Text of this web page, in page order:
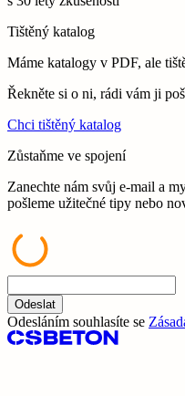
Tištěný katalog
Máme katalogy v PDF, ale
Řekněte si o ni, rádi vám ji
Chci tištěný katalog
Zůstaňme ve spojení
Zanechte nám svůj e-mail a
pošleme užitečné tipy nebo
Odeslat
Odesláním souhlasíte se